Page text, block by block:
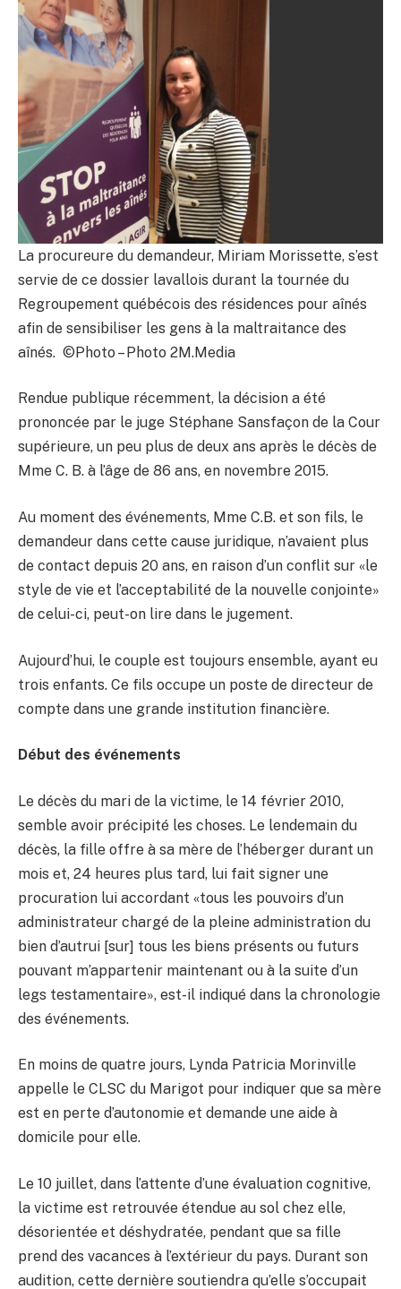
La procureure du demandeur, Miriam Morissette, s’est
servie de ce dossier lavallois durant la tournée du
Regroupement québécois des résidences pour aînés
afin de sensibiliser les gens à la maltraitance des
aînés. ©Photo – Photo 2M.Media
Rendue publique récemment, la décision a été
prononcée par le juge Stéphane Sansfaçon de la Cour
supérieure, un peu plus de deux ans après le décès de
Mme C. B. à l’âge de 86 ans, en novembre 2015.
Au moment des événements, Mme C.B. et son fils, le
demandeur dans cette cause juridique, n’avaient plus
de contact depuis 20 ans, en raison d’un conflit sur «le
style de vie et l’acceptabilité de la nouvelle conjointe»
de celui-ci, peut-on lire dans le jugement.
Aujourd’hui, le couple est toujours ensemble, ayant eu
trois enfants. Ce fils occupe un poste de directeur de
compte dans une grande institution financière.
Début des événements
Le décès du mari de la victime, le 14 février 2010,
semble avoir précipité les choses. Le lendemain du
décès, la fille offre à sa mère de l’héberger durant un
mois et, 24 heures plus tard, lui fait signer une
procuration lui accordant «tous les pouvoirs d’un
administrateur chargé de la pleine administration du
bien d’autrui [sur] tous les biens présents ou futurs
pouvant m’appartenir maintenant ou à la suite d’un
legs testamentaire», est-il indiqué dans la chronologie
des événements.
En moins de quatre jours, Lynda Patricia Morinville
appelle le CLSC du Marigot pour indiquer que sa mère
est en perte d’autonomie et demande une aide à
domicile pour elle.
Le 10 juillet, dans l’attente d’une évaluation cognitive,
la victime est retrouvée étendue au sol chez elle,
désorientée et déshydratée, pendant que sa fille
prend des vacances à l’extérieur du pays. Durant son
audition, cette dernière soutiendra qu’elle s’occupait